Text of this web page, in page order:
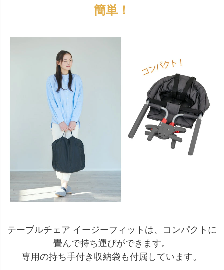
簡単！
テーブルチェア イージーフィットは、コンパクトに
畳んで持ち運びができます。
専用の持ち手付き収納袋も付属しています。